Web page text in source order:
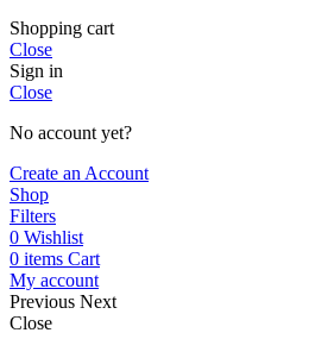
Shopping cart
Close
Sign in
Close
No account yet?
Create an Account
Shop
Filters
0 Wishlist
0 items Cart
My account
Previous Next
Close